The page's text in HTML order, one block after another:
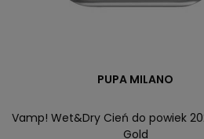
PUPA MILANO
Vamp! Wet&Dry Cień do powiek
Gold